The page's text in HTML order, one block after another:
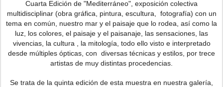
Cuarta Edición de "Mediterráneo", exposición colectiva
multidisciplinar (obra gráfica, pintura, escultura, fotografía) con un
tema en común, nuestro mar y el paisaje que lo rodea, así como la
luz, los colores, el paisaje y el paisanaje, las sensaciones, las
vivencias, la cultura , la mitología, todo ello visto e interpretado
desde múltiples ópticas, con diversas técnicas y estilos, por trece
artistas de muy distintas procedencias.
Se trata de la quinta edición de esta muestra en nuestra galería,